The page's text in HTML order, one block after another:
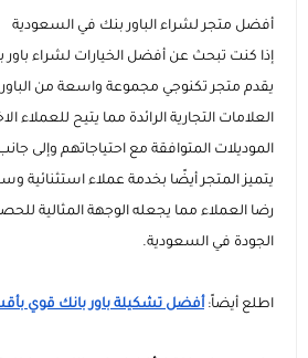
أفضل متجر لشراء الباور بنك في السعودية
إذا كنت تبحث عن أفضل الخيارات لشراء
يقدم متجر تكنوجي مجموعة واسعة من
العلامات التجارية الرائدة مما يتيح للعملاء
الموديلات المتوافقة مع احتياجاتهم وإلى
يتميز المتجر أيضًا بخدمة عملاء
رضا العملاء مما يجعله الوجهة المثالية
الجودة في السعودية.
اطلع أيضاً:أفضل تشكيلة باور بانك قوي